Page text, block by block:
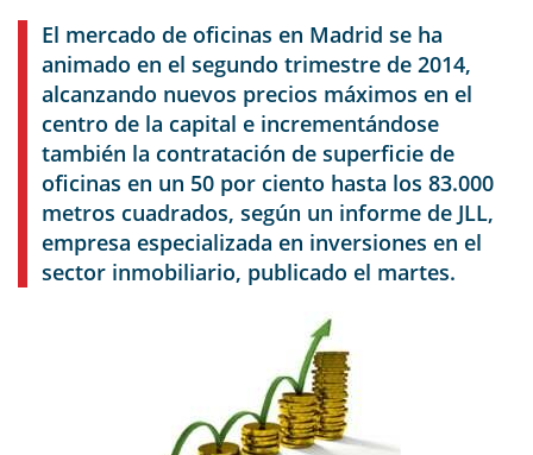
El mercado de oficinas en Madrid se ha
animado en el segundo trimestre de 2014,
alcanzando nuevos precios máximos en el
centro de la capital e incrementándose
también la contratación de superficie de
oficinas en un 50 por ciento hasta los 83.000
metros cuadrados, según un informe de JLL,
empresa especializada en inversiones en el
sector inmobiliario, publicado el martes.